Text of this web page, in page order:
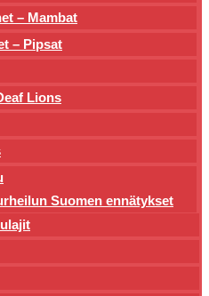
– Mambat
– Pipsat
Lions
Suomen ennätykset